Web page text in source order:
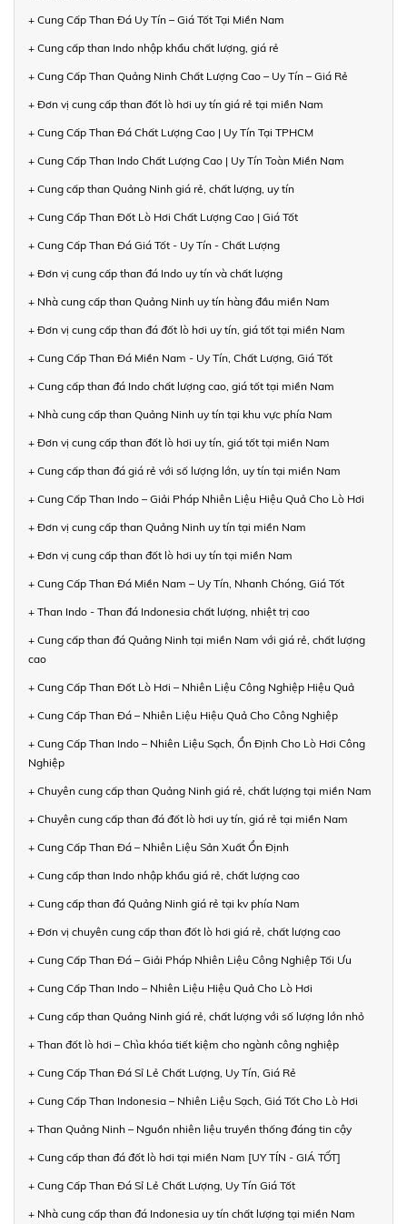
+ Cung Cấp Than Đá Uy Tín – Giá Tốt Tại Miền Nam
+ Cung cấp than Indo nhập khẩu chất lượng, giá rẻ
+ Cung Cấp Than Quảng Ninh Chất Lượng Cao – Uy Tín – Giá Rẻ
+ Đơn vị cung cấp than đốt lò hơi uy tín giá rẻ tại miền Nam
+ Cung Cấp Than Đá Chất Lượng Cao | Uy Tín Tại TPHCM
+ Cung Cấp Than Indo Chất Lượng Cao | Uy Tín Toàn Miền Nam
+ Cung cấp than Quảng Ninh giá rẻ, chất lượng, uy tín
+ Cung Cấp Than Đốt Lò Hơi Chất Lượng Cao | Giá Tốt
+ Cung Cấp Than Đá Giá Tốt - Uy Tín - Chất Lượng
+ Đơn vị cung cấp than đá Indo uy tín và chất lượng
+ Nhà cung cấp than Quảng Ninh uy tín hàng đầu miền Nam
+ Đơn vị cung cấp than đá đốt lò hơi uy tín, giá tốt tại miền Nam
+ Cung Cấp Than Đá Miền Nam - Uy Tín, Chất Lượng, Giá Tốt
+ Cung cấp than đá Indo chất lượng cao, giá tốt tại miền Nam
+ Nhà cung cấp than Quảng Ninh uy tín tại khu vực phía Nam
+ Đơn vị cung cấp than đốt lò hơi uy tín, giá tốt tại miền Nam
+ Cung cấp than đá giá rẻ với số lượng lớn, uy tín tại miền Nam
+ Cung Cấp Than Indo – Giải Pháp Nhiên Liệu Hiệu Quả Cho Lò Hơi
+ Đơn vị cung cấp than Quảng Ninh uy tín tại miền Nam
+ Đơn vị cung cấp than đốt lò hơi uy tín tại miền Nam
+ Cung Cấp Than Đá Miền Nam – Uy Tín, Nhanh Chóng, Giá Tốt
+ Than Indo - Than đá Indonesia chất lượng, nhiệt trị cao
+ Cung cấp than đá Quảng Ninh tại miền Nam với giá rẻ, chất lượng
cao
+ Cung Cấp Than Đốt Lò Hơi – Nhiên Liệu Công Nghiệp Hiệu Quả
+ Cung Cấp Than Đá – Nhiên Liệu Hiệu Quả Cho Công Nghiệp
+ Cung Cấp Than Indo – Nhiên Liệu Sạch, Ổn Định Cho Lò Hơi Công
Nghiệp
+ Chuyên cung cấp than Quảng Ninh giá rẻ, chất lượng tại miền Nam
+ Chuyên cung cấp than đá đốt lò hơi uy tín, giá rẻ tại miền Nam
+ Cung Cấp Than Đá – Nhiên Liệu Sản Xuất Ổn Định
+ Cung cấp than Indo nhập khẩu giá rẻ, chất lượng cao
+ Cung cấp than đá Quảng Ninh giá rẻ tại kv phía Nam
+ Đơn vị chuyên cung cấp than đốt lò hơi giá rẻ, chất lượng cao
+ Cung Cấp Than Đá – Giải Pháp Nhiên Liệu Công Nghiệp Tối Ưu
+ Cung Cấp Than Indo – Nhiên Liệu Hiệu Quả Cho Lò Hơi
+ Cung cấp than Quảng Ninh giá rẻ, chất lượng với số lượng lớn nhỏ
+ Than đốt lò hơi – Chìa khóa tiết kiệm cho ngành công nghiệp
+ Cung Cấp Than Đá Sỉ Lẻ Chất Lượng, Uy Tín, Giá Rẻ
+ Cung Cấp Than Indonesia – Nhiên Liệu Sạch, Giá Tốt Cho Lò Hơi
+ Than Quảng Ninh – Nguồn nhiên liệu truyền thống đáng tin cậy
+ Cung cấp than đá đốt lò hơi tại miền Nam [UY TÍN - GIÁ TỐT]
+ Cung Cấp Than Đá Sỉ Lẻ Chất Lượng, Uy Tín Giá Tốt
+ Nhà cung cấp than đá Indonesia uy tín chất lượng tại miền Nam